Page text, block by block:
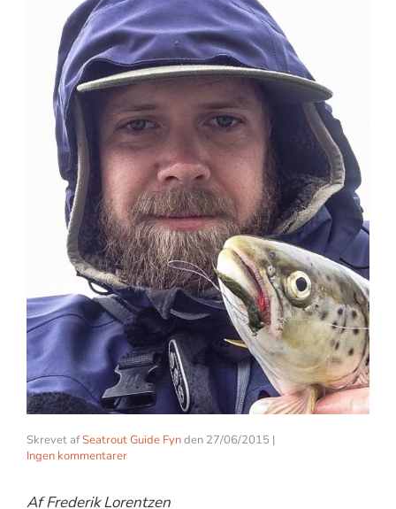
Skrevet afSeatrout Guide Fynden 27/06/2015 |
Ingen kommentarer
Af Frederik Lorentzen